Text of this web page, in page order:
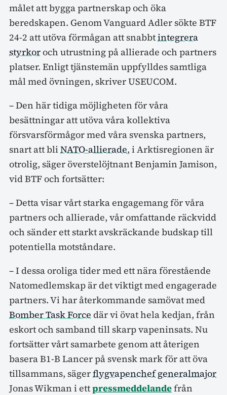
målet att bygga partnerskap och öka
beredskapen. Genom Vanguard Adler sökte BTF
24-2 att utöva förmågan att snabbtintegrera
styrkoroch utrustning på allierade och partners
platser. Enligt tjänstemän uppfylldes samtliga
mål med övningen, skriver USEUCOM.
– Den här tidiga möjligheten för våra
besättningar att utöva våra kollektiva
försvarsförmågor med våra svenska partners,
snart att bliNATO-allierade, i Arktisregionen är
otrolig, säger överstelöjtnant Benjamin Jamison,
vid BTF och fortsätter:
– Detta visar vårt starka engagemang för våra
partners och allierade, vår omfattande räckvidd
och sänder ett starkt avskräckande budskap till
potentiella motståndare.
– I dessa oroliga tider med ett nära förestående
Natomedlemskap är det viktigt med engagerade
partners. Vi har återkommande samövat med
Bomber Task Force där vi övat hela kedjan, från
eskort och samband till skarp vapeninsats. Nu
fortsätter vårt samarbete genom att återigen
basera B1-B Lancer på svensk mark för att öva
tillsammans, sägerflygvapenchef generalmajor
Jonas Wikman i ettpressmeddelandefrån